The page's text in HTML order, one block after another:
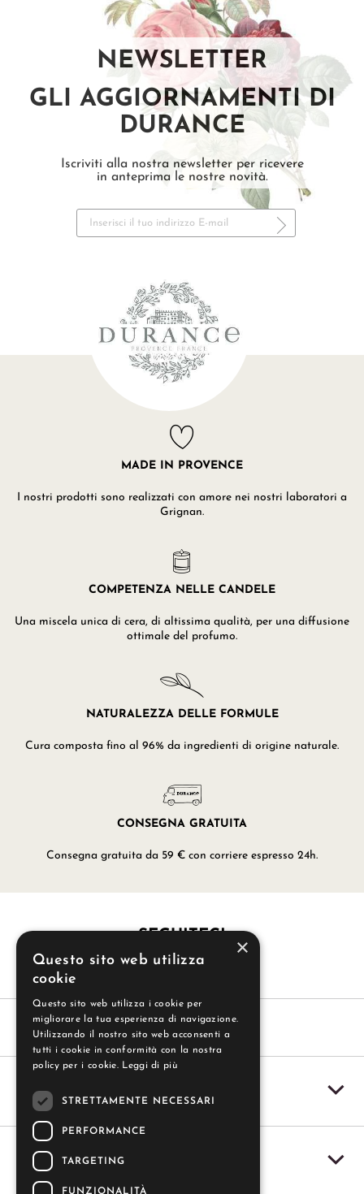
NEWSLETTER
GLI AGGIORNAMENTI DI
DURANCE
Iscriviti alla nostra newsletter per ricevere
in anteprima le nostre novità.
MADE IN PROVENCE
I nostri prodotti sono realizzati con amore nei nostri laboratori a
Grignan.
COMPETENZA NELLE CANDELE
Una miscela unica di cera, di altissima qualità, per una diffusione
ottimale del profumo.
NATURALEZZA DELLE FORMULE
Cura composta fino al 96% da ingredienti di origine naturale.
CONSEGNA GRATUITA
Consegna gratuita da 59 € con corriere espresso 24h.
SEGUITECI
SERVIZIO CLIENTI
IL MIO ACCOUNT
×
Questo sito web utilizza
cookie
Questo sito web utilizza i cookie per
migliorare la tua esperienza di navigazione.
Utilizzando il nostro sito web acconsenti a
tutti i cookie in conformità con la nostra
policy per i cookie. Leggi di più
STRETTAMENTE NECESSARI
PERFORMANCE
TARGETING
FUNZIONALITÀ